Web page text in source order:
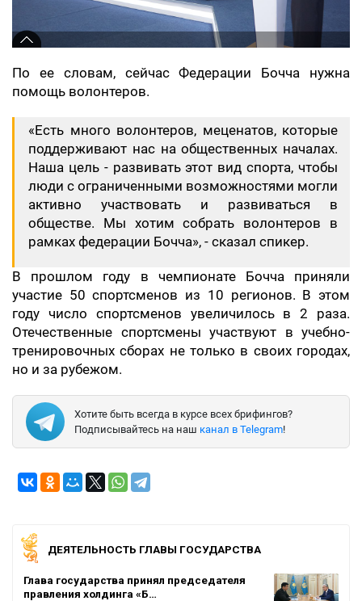
По ее словам, сейчас Федерации Бочча нужна
помощь волонтеров.
«Есть много волонтеров, меценатов, которые
поддерживают нас на общественных началах.
Наша цель - развивать этот вид спорта, чтобы
люди с ограниченными возможностями могли
активно участвовать и развиваться в
обществе. Мы хотим собрать волонтеров в
рамках федерации Бочча», - сказал спикер.
В прошлом году в чемпионате Бочча приняли
участие 50 спортсменов из 10 регионов. В этом
году число спортсменов увеличилось в 2 раза.
Отечественные спортсмены участвуют в учебно-
тренировочных сборах не только в своих городах,
но и за рубежом.
Хотите быть всегда в курсе всех брифингов?
Подписывайтесь на наш канал в Telegram!
ДЕЯТЕЛЬНОСТЬ ГЛАВЫ ГОСУДАРСТВА
Глава государства принял председателя
правления холдинга «Б…